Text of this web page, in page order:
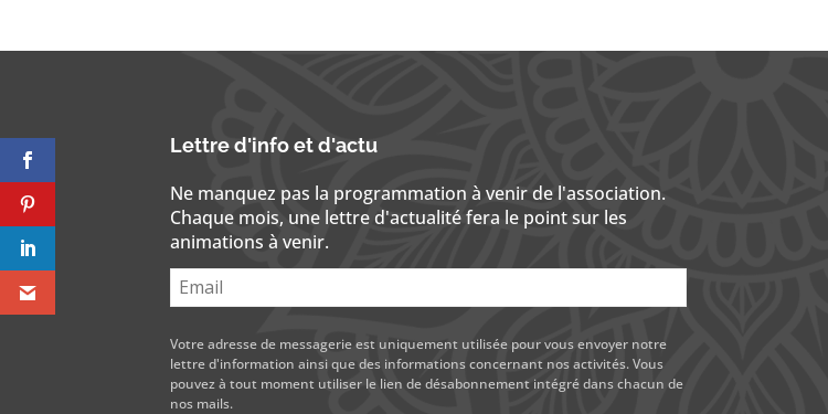
Lettre d'info et d'actu
Ne manquez pas la programmation à venir de l'association.
Chaque mois, une lettre d'actualité fera le point sur les
animations à venir.
Votre adresse de messagerie est uniquement utilisée pour vous envoyer notre
lettre d'information ainsi que des informations concernant nos activités. Vous
pouvez à tout moment utiliser le lien de désabonnement intégré dans chacun de
nos mails.